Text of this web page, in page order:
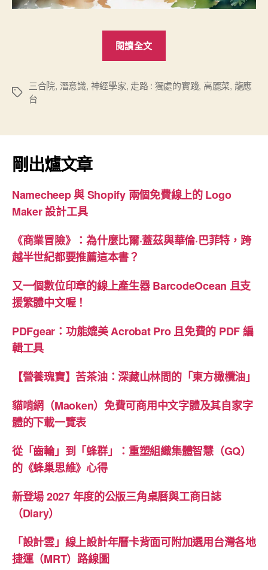
閱讀全文
台
:
實
喚
起
時
的
回
標
三合院, 潛意識, 神經學家, 走路 : 獨處的實踐, 高麗菜, 龍應
台
剛出爐文章
Namecheep 與 Shopify 兩個免費線上的 Logo
Maker 設計工具
《商業冒險》：為什麼比爾·蓋茲與華倫·巴菲特，跨
越半世紀都要推薦這本書？
又一個數位印章的線上產生器 BarcodeOcean 且支
援繁體中文喔！
PDFgear：功能媲美 Acrobat Pro 且免費的 PDF 編
輯工具
【營養瑰寶】苦茶油：深藏山林間的「東方橄欖油」
貓啃網（Maoken）免費可商用中文字體及其自家字
體的下載一覽表
從「齒輪」到「蜂群」：重塑組織集體智慧（GQ）
的《蜂巢思維》心得
新登場 2027 年度的公版三角桌曆與工商日誌
（Diary）
「設計雲」線上設計年曆卡背面可附加選用台灣各地
捷運（MRT）路線圖